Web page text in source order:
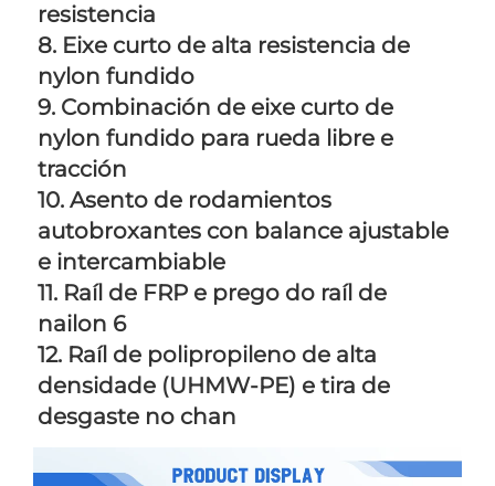
resistencia
8. Eixe curto de alta resistencia de
nylon fundido
9. Combinación de eixe curto de
nylon fundido para rueda libre e
tracción
10. Asento de rodamientos
autobroxantes con balance ajustable
e intercambiable
11. Raíl de FRP e prego do raíl de
nailon 6
12. Raíl de polipropileno de alta
densidade (UHMW-PE) e tira de
desgaste no chan